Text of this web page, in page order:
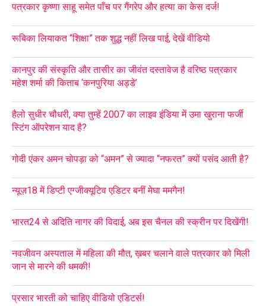
पत्रकार कृष्णा साहू समेत पाँच पर गैंगरेप और हत्या का केस दर्ज!
रूबिका लियाकत “शिक्षा” तक शुद्ध नहीं लिख पाई, देखें वीडियो
कानपुर की संस्कृति और तासीर का जीवंत दस्तावेज है वरिष्ठ पत्रकार
महेश शर्मा की किताब ‘कनपुरिया अड्डे’
हैलो सुधीर चौधरी, क्या तुम्हें 2007 का लाइव इंडिया में उमा खुराना फर्जी
स्टिंग ऑपरेशन याद है?
गोदी एंकर अमन चोपड़ा को “अमन” से ज्यादा “नफरत” क्यों पसंद आती है?
न्यूज़18 में डिप्टी एग्जीक्यूटिव एडिटर बनीं मेघा ममगैन!
भारत24 से अदिति नागर की विदाई, अब इस चैनल की स्क्रीन पर दिखेंगी!
नवजीवन अस्पताल में महिला की मौत, ख़बर चलाने वाले पत्रकार को मिली
जान से मारने की धमकी!
प्रसार भारती को चाहिए वीडियो एडिटर्स!